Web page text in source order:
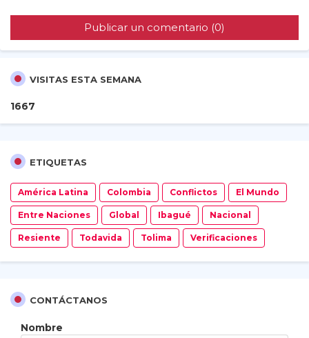
Publicar un comentario (0)
VISITAS ESTA SEMANA
1667
ETIQUETAS
América Latina Colombia Conflictos El Mundo
Entre Naciones Global Ibagué Nacional
Resiente Todavida Tolima Verificaciones
CONTÁCTANOS
Nombre